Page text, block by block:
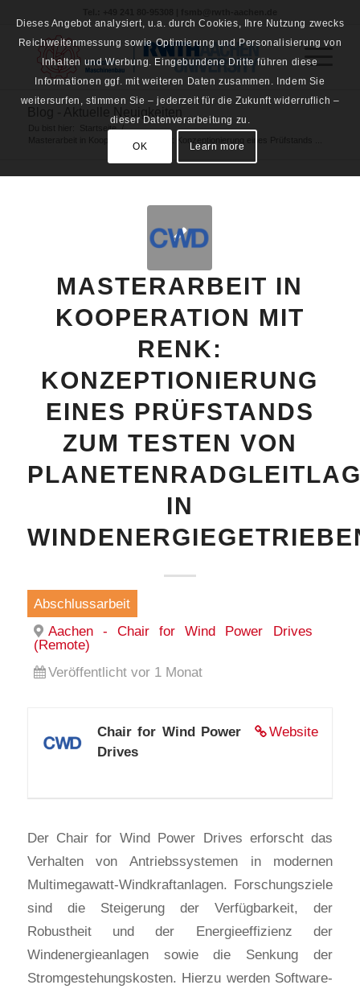
Startseite /
MASTERARBEIT IN
KOOPERATION MIT
RENK:
KONZEPTIONIERUNG
EINES PRÜFSTANDS
ZUM TESTEN VON
IN
Abschlussarbeit
Aachen - Chair for Wind Power Drives
(Remote)
Veröffentlicht vor 1 Monat
Website
Chair for Wind Power
Drives
Der Chair for Wind Power Drives erforscht das
Verhalten von Antriebssystemen in modernen
Multimegawatt-Windkraftanlagen. Forschungsziele
sind die Steigerung der Verfügbarkeit, der
Robustheit und der Energieeffizienz der
Windenergieanlagen sowie die Senkung der
Stromgestehungskosten. Hierzu werden Software-
Dieses Angebot analysiert, u.a. durch Cookies, Ihre Nutzung zwecks
Reichweitenmessung sowie Optimierung und Personalisierung von
Inhalten und Werbung. Eingebundene Dritte führen diese
Informationen ggf. mit weiteren Daten zusammen. Indem Sie
weitersurfen, stimmen Sie – jederzeit für die Zukunft widerruflich –
dieser Datenverarbeitung zu.
OK Learn more